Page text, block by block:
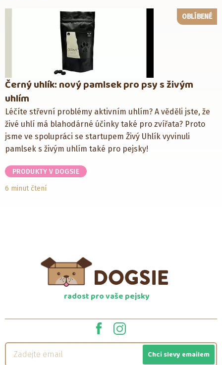
OBLÍBENÉ
Černý uhlík: nový pamlsek pro psy s živým
uhlím
Léčíte střevní problémy aktivním uhlím? A věděli jste, že
živé uhlí má blahodárné účinky také pro zvířata? Proto
jsme ve spolupráci se startupem Živý Uhlík vyvinuli
pamlsek s živým uhlím také pro pejsky!
PRODUKTY V DOGSIE
6 minut čtení
radost pro vaše pejsky
Chci slevy emailem